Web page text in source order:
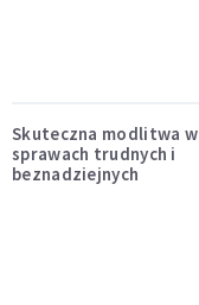
Skuteczna modlitwa w
sprawach trudnych i
beznadziejnych